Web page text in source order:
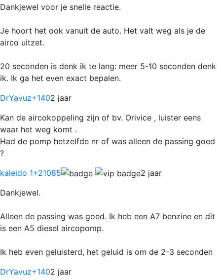
Dankjewel voor je snelle reactie.
Je hoort het ook vanuit de auto. Het valt weg als je de
airco uitzet.
20 seconden is denk ik te lang: meer 5-10 seconden denk
ik. Ik ga het even exact bepalen.
DrYavuz+1402 jaar
Kan de aircokoppeling zijn of bv. Orivice , luister eens
waar het weg komt .
Had de pomp hetzelfde nr of was alleen de passing goed
?
kaleido 1+21085
2 jaar
Dankjewel.
Alleen de passing was goed. Ik heb een A7 benzine en dit
is een A5 diesel aircopomp.
Ik heb even geluisterd, het geluid is om de 2-3 seconden
DrYavuz+1402 jaar